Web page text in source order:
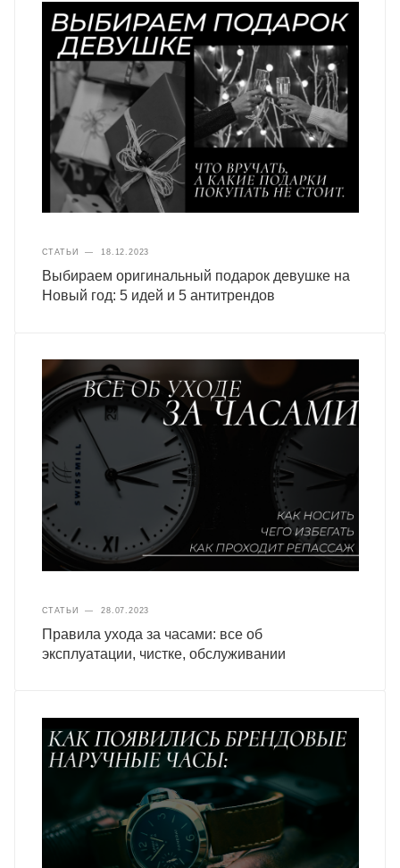
СТАТЬИ — 18.12.2023
Выбираем оригинальный подарок девушке на
Новый год: 5 идей и 5 антитрендов
СТАТЬИ — 28.07.2023
Правила ухода за часами: все об
эксплуатации, чистке, обслуживании